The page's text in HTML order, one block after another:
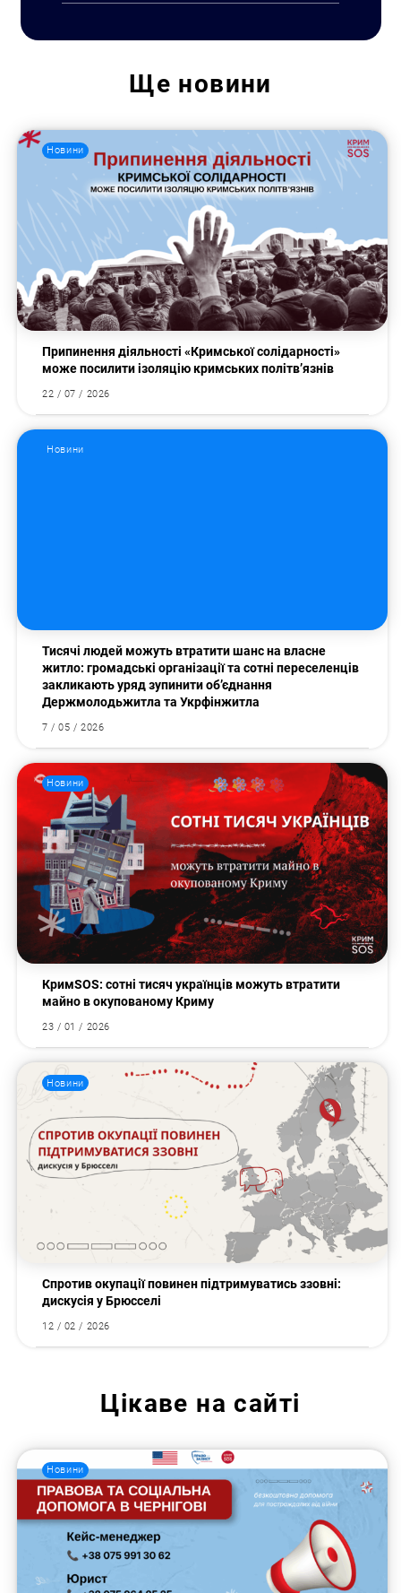
Пошук за запитом:
Ще новини
Новини
Припинення діяльності «Кримської солідарності»
може посилити ізоляцію кримських політв’язнів
22 / 07 / 2026
Новини
Тисячі людей можуть втратити шанс на власне
житло: громадські організації та сотні переселенців
закликають уряд зупинити об’єднання
Держмолодьжитла та Укрфінжитла
7 / 05 / 2026
Новини
КримSOS: сотні тисяч українців можуть втратити
майно в окупованому Криму
23 / 01 / 2026
Новини
Спротив окупації повинен підтримуватись ззовні:
дискусія у Брюсселі
12 / 02 / 2026
Цікаве на сайті
Новини